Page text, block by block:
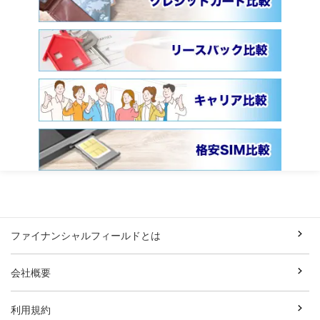
ファイナンシャルフィールドとは
会社概要
利用規約